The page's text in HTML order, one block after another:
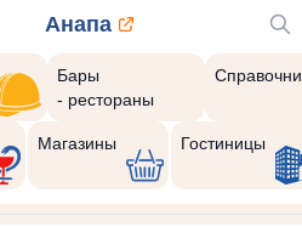
Анапа
Бары
- рестораны
Магазины Гостиницы